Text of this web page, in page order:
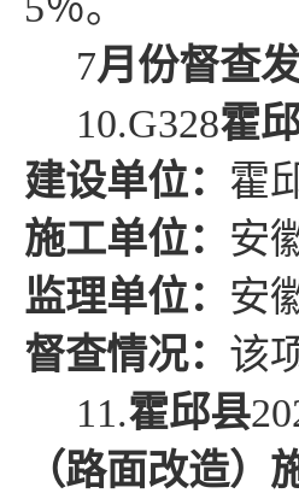
7月份督查
10.G328霍
建设单位： 霍
施工单位： 安
监理单位： 安
督查情况： 该
11.霍邱县
（路面改造）